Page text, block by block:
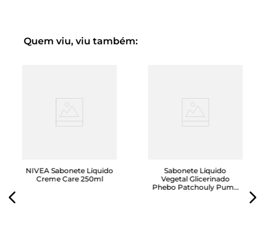
Quem viu, viu também:
NIVEA Sabonete Líquido
Creme Care 250ml
Sabonete Líquido
Vegetal Glicerinado
Phebo Patchouly Pump